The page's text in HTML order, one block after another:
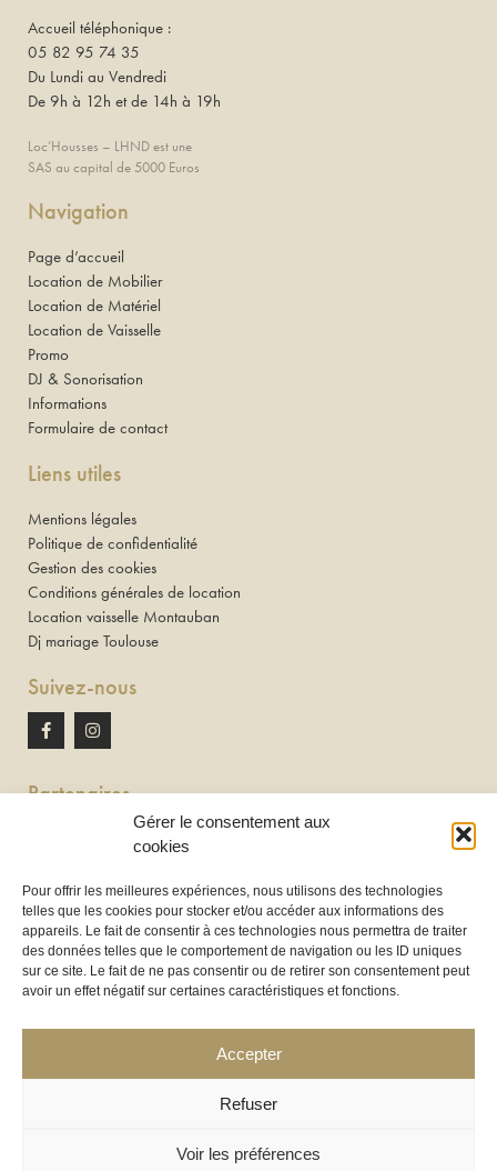
Gérer le consentement aux
cookies
Pour offrir les meilleures expériences, nous utilisons des technologies
telles que les cookies pour stocker et/ou accéder aux informations des
appareils. Le fait de consentir à ces technologies nous permettra de traiter
des données telles que le comportement de navigation ou les ID uniques
sur ce site. Le fait de ne pas consentir ou de retirer son consentement peut
avoir un effet négatif sur certaines caractéristiques et fonctions.
Accepter
Refuser
Voir les préférences
Accueil téléphonique :
05 82 95 74 35
Du Lundi au Vendredi
De 9h à 12h et de 14h à 19h
Loc’Housses – LHND est une
SAS au capital de 5000 Euros
Navigation
Page d’accueil
Location de Mobilier
Location de Matériel
Location de Vaisselle
Promo
DJ & Sonorisation
Informations
Formulaire de contact
Liens utiles
Mentions légales
Politique de confidentialité
Gestion des cookies
Conditions générales de location
Location vaisselle Montauban
Dj mariage Toulouse
Suivez-nous
Partenaires
Newton discomobile
Location de tireuse à bière :
Les Frères Brasseurs à Aucamville